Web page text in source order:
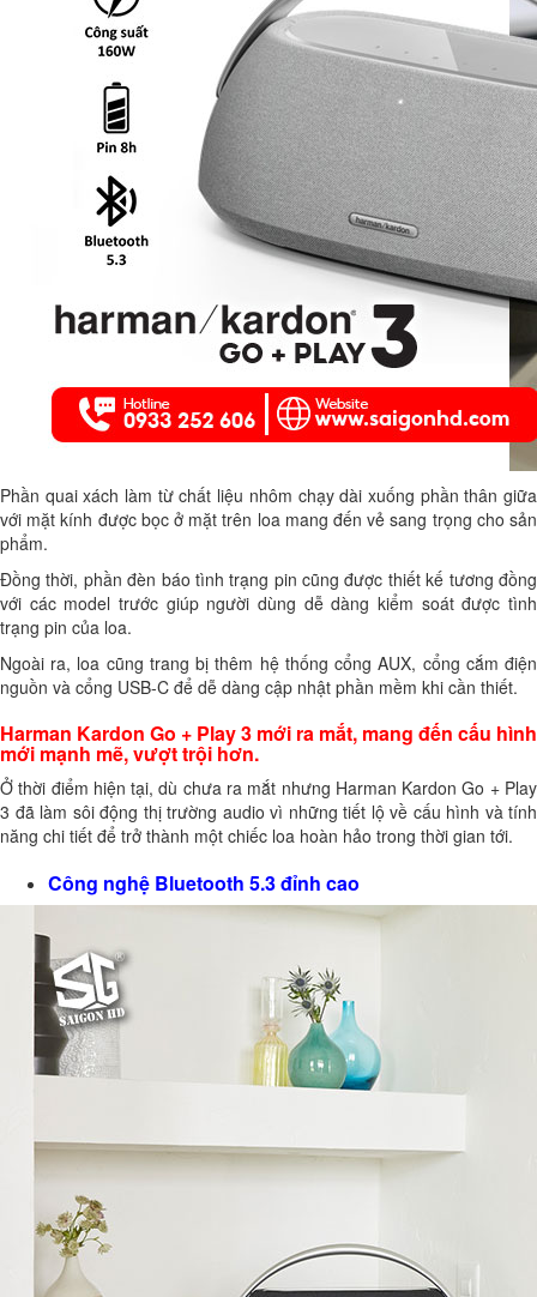
Phần quai xách làm từ chất liệu nhôm chạy dài xuống phần thân giữa
với mặt kính được bọc ở mặt trên loa mang đến vẻ sang trọng cho sản
phẩm.
Đồng thời, phần đèn báo tình trạng pin cũng được thiết kế tương đồng
với các model trước giúp người dùng dễ dàng kiểm soát được tình
trạng pin của loa.
Ngoài ra, loa cũng trang bị thêm hệ thống cổng AUX, cổng cắm điện
nguồn và cổng USB-C để dễ dàng cập nhật phần mềm khi cần thiết.
Harman Kardon Go + Play 3 mới ra mắt, mang đến cấu hình
mới mạnh mẽ, vượt trội hơn.
Ở thời điểm hiện tại, dù chưa ra mắt nhưng Harman Kardon Go + Play
3 đã làm sôi động thị trường audio vì những tiết lộ về cấu hình và tính
năng chi tiết để trở thành một chiếc loa hoàn hảo trong thời gian tới.
Công nghệ Bluetooth 5.3 đỉnh cao